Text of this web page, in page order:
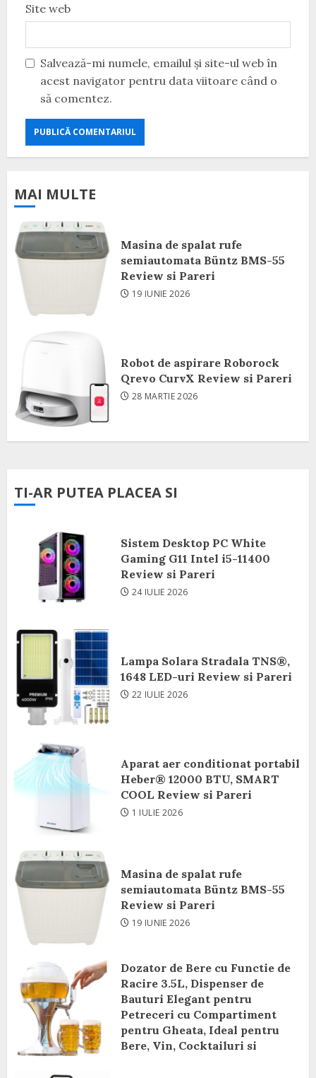
Site web
Salvează-mi numele, emailul și site-ul web în
acest navigator pentru data viitoare când o
să comentez.
MAI MULTE
Masina de spalat rufe
semiautomata Büntz BMS-55
Review si Pareri
19 IUNIE 2026
Robot de aspirare Roborock
Qrevo CurvX Review si Pareri
28 MARTIE 2026
TI-AR PUTEA PLACEA SI
Sistem Desktop PC White
Gaming G11 Intel i5-11400
Review si Pareri
24 IULIE 2026
Lampa Solara Stradala TNS®,
1648 LED-uri Review si Pareri
22 IULIE 2026
Aparat aer conditionat portabil
Heber® 12000 BTU, SMART
COOL Review si Pareri
1 IULIE 2026
Masina de spalat rufe
semiautomata Büntz BMS-55
Review si Pareri
19 IUNIE 2026
Dozator de Bere cu Functie de
Racire 3.5L, Dispenser de
Bauturi Elegant pentru
Petreceri cu Compartiment
pentru Gheata, Ideal pentru
Bere, Vin, Cocktailuri si